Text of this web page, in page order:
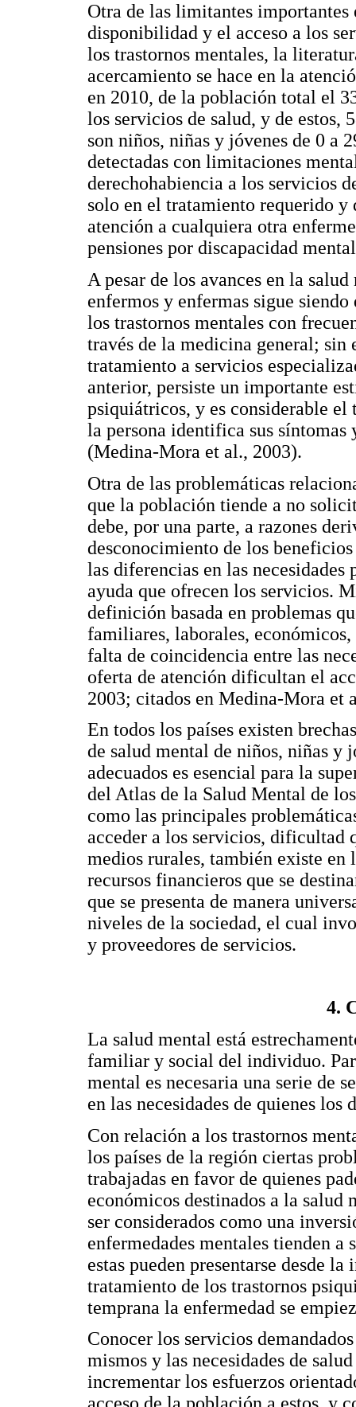
Otra de las limitantes
disponibilidad y el acceso a los
los trastornos mentales, la
acercamiento se hace en la
en 2010, de la población total el
los servicios de salud, y de estos,
son niños, niñas y jóvenes de 0 a
detectadas con limitaciones
derechohabiencia a los servicios
solo en el tratamiento requerido
atención a cualquiera otra
pensiones por discapacidad
A pesar de los avances en la
enfermos y enfermas sigue
los trastornos mentales con
través de la medicina general;
tratamiento a servicios
anterior, persiste un importante
psiquiátricos, y es considerable el
la persona identifica sus
(Medina-Mora et al., 2003).
Otra de las problemáticas
que la población tiende a no
debe, por una parte, a razones
desconocimiento de los
las diferencias en las
ayuda que ofrecen los servicios.
definición basada en problemas
familiares, laborales,
falta de coincidencia entre las
oferta de atención dificultan el
2003; citados en Medina-Mora et
En todos los países existen
de salud mental de niños, niñas y
adecuados es esencial para la
del Atlas de la Salud Mental de
como las principales
acceder a los servicios, dificultad
medios rurales, también existe
recursos financieros que se
que se presenta de manera
niveles de la sociedad, el cual
y proveedores de servicios.
4.
La salud mental está
familiar y social del individuo.
mental es necesaria una serie de
en las necesidades de quienes los
Con relación a los trastornos
los países de la región ciertas
trabajadas en favor de quienes
económicos destinados a la salud
ser considerados como una
enfermedades mentales tienden a
estas pueden presentarse desde
tratamiento de los trastornos
temprana la enfermedad se
Conocer los servicios
mismos y las necesidades de
incrementar los esfuerzos